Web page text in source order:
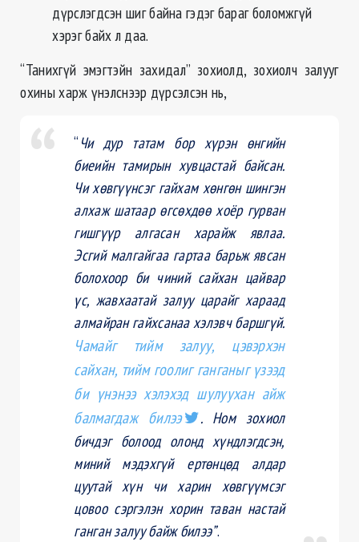
дүрслэгдсэн шиг байна гэдэг бараг боломжгүй
хэрэг байх л даа.
“Танихгүй эмэгтэйн захидал” зохиолд, зохиолч залууг
охины харж үнэлснээр дүрсэлсэн нь,
“ Чи дур татам бор хүрэн өнгийн
биеийн тамирын хувцастай байсан.
Чи хөвгүүнсэг гайхам хөнгөн шингэн
алхаж шатаар өгсөхдөө хоёр гурван
гишгүүр алгасан харайж явлаа.
Эсгий малгайгаа гартаа барьж явсан
болохоор би чиний сайхан цайвар
үс, жавхаатай залуу царайг хараад
алмайран гайхсанаа хэлэвч баршгүй.
Чамайг тийм залуу, цэвэрхэн
сайхан, тийм гоолиг ганганыг үзээд
би үнэнээ хэлэхэд шулуухан айж
балмагдаж билээ
. Ном зохиол
бичдэг болоод олонд хүндлэгдсэн,
миний мэдэхгүй ертөнцөд алдар
цуутай хүн чи харин хөвгүүмсэг
цовоо сэргэлэн хорин таван настай
ганган залуу байж билээ”.